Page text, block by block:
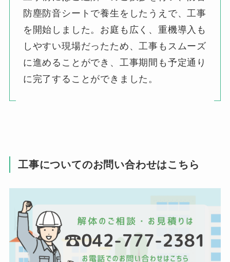
防塵防音シートで養生をしたうえで、工事
を開始しました。お庭も広く、重機導入も
しやすい現場だったため、工事もスムーズ
に進めることができ、工事期間も予定通り
に完了することができました。
工事についてのお問い合わせはこちら